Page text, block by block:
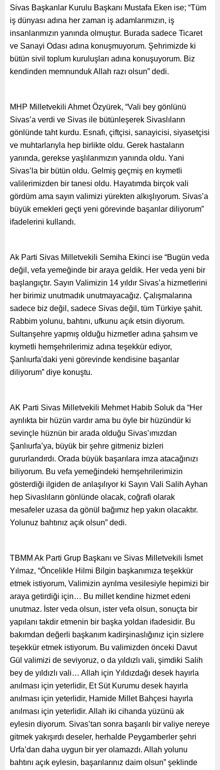
Sivas Başkanlar Kurulu Başkanı Mustafa Eken ise; “Tüm
iş dünyası adına her zaman iş adamlarımızın, iş
insanlarımızın yanında olmuştur. Burada sadece Ticaret
ve Sanayi Odası adına konuşmuyorum. Şehrimizde ki
bütün sivil toplum kuruluşları adına konuşuyorum. Biz
kendinden memnunduk Allah razı olsun” dedi.
MHP Milletvekili Ahmet Özyürek, “Vali bey gönlünü
Sivas’a verdi ve Sivas ile bütünleşerek Sivaslıların
gönlünde taht kurdu. Esnafı, çiftçisi, sanayicisi, siyasetçisi
ve muhtarlarıyla hep birlikte oldu. Gerek hastaların
yanında, gerekse yaşlılarımızın yanında oldu. Yani
Sivas’la bir bütün oldu. Gelmiş geçmiş en kıymetli
valilerimizden bir tanesi oldu. Hayatımda birçok vali
gördüm ama sayın valimizi yürekten alkışlıyorum. Sivas’a
büyük emekleri geçti yeni görevinde başarılar diliyorum”
ifadelerini kullandı.
Ak Parti Sivas Milletvekili Semiha Ekinci ise “Bugün veda
değil, vefa yemeğinde bir araya geldik. Her veda yeni bir
başlangıçtır. Sayın Valimizin 14 yıldır Sivas’a hizmetlerini
her birimiz unutmadık unutmayacağız. Çalışmalarına
sadece biz değil, sadece Sivas değil, tüm Türkiye şahit.
Rabbim yolunu, bahtını, ufkunu açık etsin diyorum.
Sultanşehre yapmış olduğu hizmetler adına şahsım ve
kıymetli hemşehrilerimiz adına teşekkür ediyor,
Şanlıurfa'daki yeni görevinde kendisine başarılar
diliyorum” diye konuştu.
AK Parti Sivas Milletvekili Mehmet Habib Soluk da “Her
ayrılıkta bir hüzün vardır ama bu öyle bir hüzündür ki
sevinçle hüznün bir arada olduğu Sivas’ımızdan
Şanlıurfa’ya, büyük bir şehre gitmeniz bizleri
gururlandırdı. Orada büyük başarılara imza atacağınızı
biliyorum. Bu vefa yemeğindeki hemşehrilerimizin
gösterdiği ilgiden de anlaşılıyor ki Sayın Vali Salih Ayhan
hep Sivaslıların gönlünde olacak, coğrafi olarak
mesafeler uzasa da gönül bağımız hep yakın olacaktır.
Yolunuz bahtınız açık olsun” dedi.
TBMM Ak Parti Grup Başkanı ve Sivas Milletvekili İsmet
Yılmaz, “Öncelikle Hilmi Bilgin başkanımıza teşekkür
etmek istiyorum, Valimizin ayrılma vesilesiyle hepimizi bir
araya getirdiği için… Bu millet kendine hizmet edeni
unutmaz. İster veda olsun, ister vefa olsun, sonuçta bir
yapılanı takdir etmenin bir başka yoldan ifadesidir. Bu
bakımdan değerli başkanım kadirşinaslığınız için sizlere
teşekkür etmek istiyorum. Bu valimizden önceki Davut
Gül valimizi de seviyoruz, o da yıldızlı vali, şimdiki Salih
bey de yıldızlı vali… Allah için Yıldızdağı desek hayırla
anılması için yeterlidir, Et Süt Kurumu desek hayırla
anılması için yeterlidir, Hamide Millet Bahçesi hayırla
anılması için yeterlidir. Allah iki cihanda yüzünü ak
eylesin diyorum. Sivas’tan sonra başarılı bir valiye nereye
gitmek yakışırdı deseler, herhalde Peygamberler şehri
Urfa’dan daha uygun bir yer olamazdı. Allah yolunu
bahtını açık eylesin, başarılarınız daim olsun” şeklinde